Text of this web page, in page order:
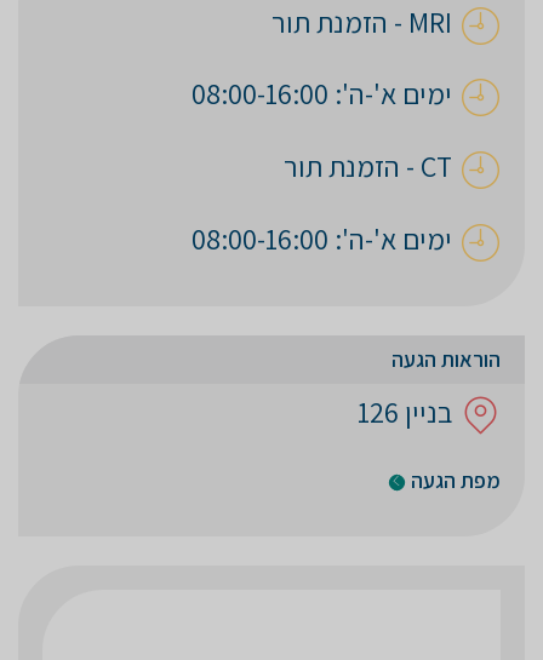
MRI - הזמנת תור
ימים א'-ה': 08:00-16:00
CT - הזמנת תור
ימים א'-ה': 08:00-16:00
הוראות הגעה
בניין 126
מפת הגעה